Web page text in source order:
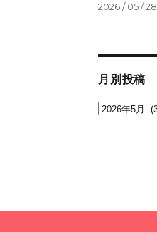
2026 / 05 / 28
月別投稿
月